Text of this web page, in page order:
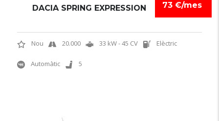
73 €/mes
DACIA SPRING EXPRESSION
Nou 20.000 33 kW - 45 CV Elèctric
Automàtic 5